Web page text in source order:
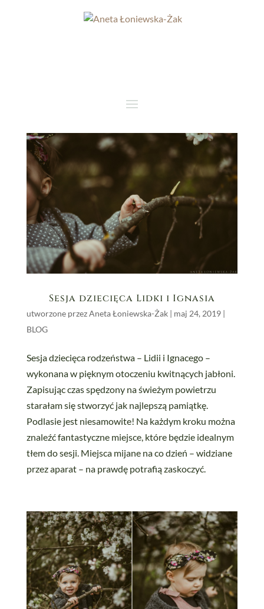
Sesja dziecięca Lidki i Ignasia
utworzone przezAneta Łoniewska-Żak| maj 24, 2019|
BLOG
Sesja dziecięca rodzeństwa – Lidii i Ignacego –
wykonana w pięknym otoczeniu kwitnących jabłoni.
Zapisując czas spędzony na świeżym powietrzu
starałam się stworzyć jak najlepszą pamiątkę.
Podlasie jest niesamowite! Na każdym kroku można
znaleźć fantastyczne miejsce, które będzie idealnym
tłem do sesji. Miejsca mijane na co dzień – widziane
przez aparat – na prawdę potrafią zaskoczyć.